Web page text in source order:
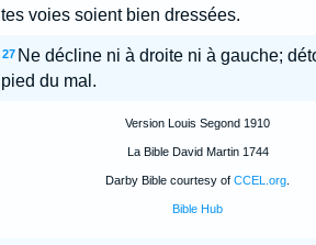
tes voies soient bien dressées.
27 Ne décline ni à droite ni à gauche;
pied du mal.
Version Louis Segond 1910
La Bible David Martin 1744
Darby Bible courtesy of CCEL.org
Bible Hub